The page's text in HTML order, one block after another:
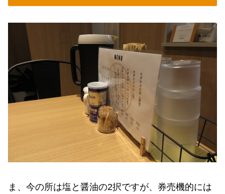
ま、今の所は塩と醤油の2択ですが、券売機的には